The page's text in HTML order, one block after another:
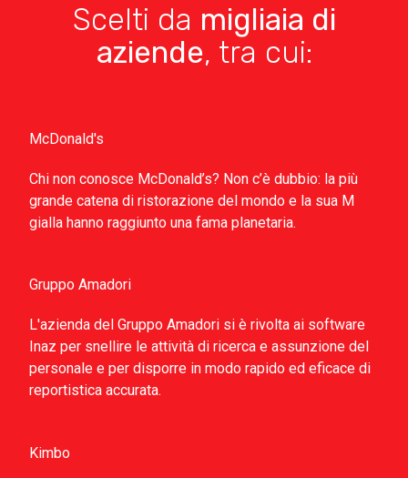
Scelti da migliaia di
aziende, tra cui:
McDonald's
Chi non conosce McDonald’s? Non c’è dubbio: la più
grande catena di ristorazione del mondo e la sua M
gialla hanno raggiunto una fama planetaria.
Gruppo Amadori
L'azienda del Gruppo Amadori si è rivolta ai software
Inaz per snellire le attività di ricerca e assunzione del
personale e per disporre in modo rapido ed eficace di
reportistica accurata.
Kimbo